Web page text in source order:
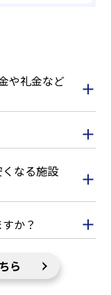
や礼金など
なる施設
か？
ら